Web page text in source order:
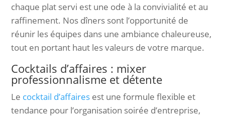
chaque plat servi est une ode à la convivialité et au
raffinement. Nos dîners sont l’opportunité de
réunir les équipes dans une ambiance chaleureuse,
tout en portant haut les valeurs de votre marque.
Cocktails d’affaires : mixer
professionnalisme et détente
Le cocktail d’affaires est une formule flexible et
tendance pour l’organisation soirée d’entreprise,